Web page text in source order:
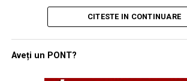
Implementarea Sistemului de
echilibru, a transformat birourile în
șters granițele dintre viața personală și
Surse din industrie subliniază că
fenomen comun, iar tehnologia, în loc să
CITESTE IN CONTINUARE
Aveți un PONT?